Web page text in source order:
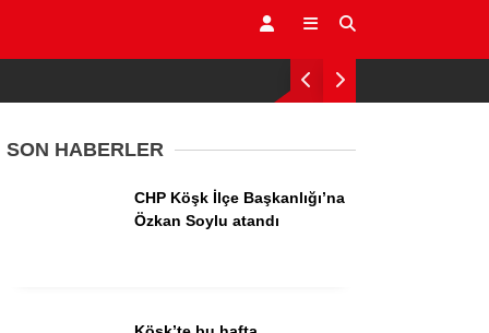
Gündem
SON HABERLER
CHP Köşk İlçe Başkanlığı’na
Özkan Soylu atandı